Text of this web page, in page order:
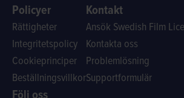
Policyer
Rättigheter
Integritetspolicy
Cookieprinciper
Beställningsvillkor
Kontakt
Ansök Swedish Film
Kontakta oss
Problemlösning
Supportformulär
Följ oss